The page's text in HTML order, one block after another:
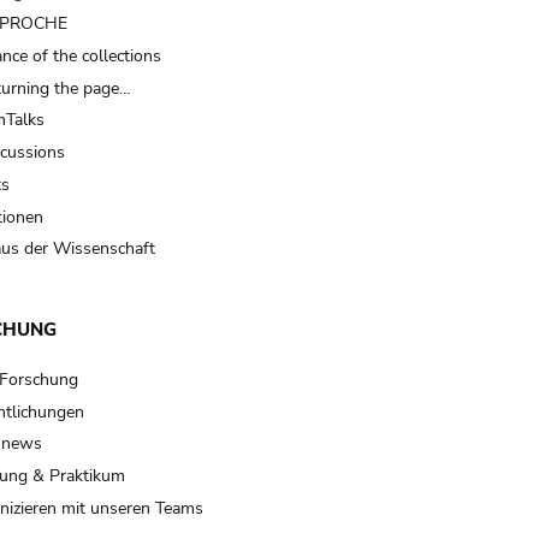
of the collections
the page…
der Wissenschaft
& Praktikum
mit unseren Teams